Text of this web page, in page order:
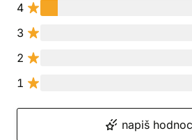
4
3
2
1
napiš